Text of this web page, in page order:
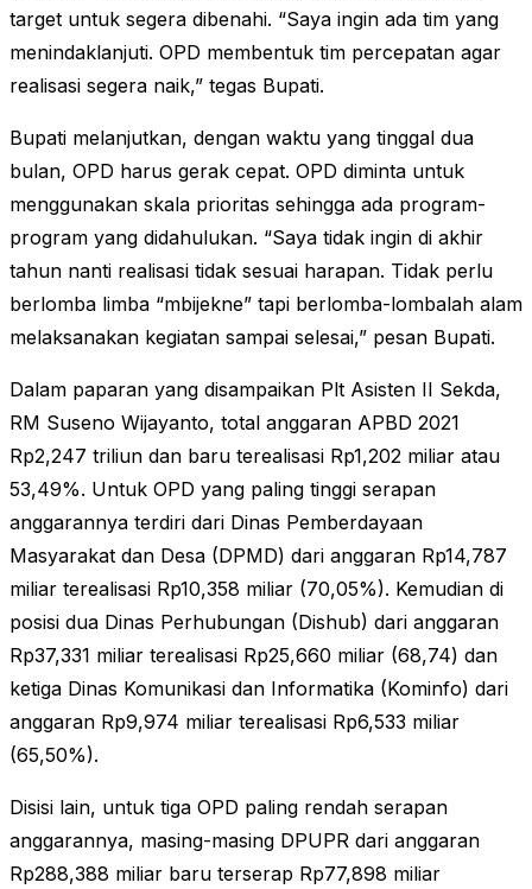
target untuk segera dibenahi. “Saya ingin ada tim yang
menindaklanjuti. OPD membentuk tim percepatan agar
realisasi segera naik,” tegas Bupati.
Bupati melanjutkan, dengan waktu yang tinggal dua
bulan, OPD harus gerak cepat. OPD diminta untuk
menggunakan skala prioritas sehingga ada program-
program yang didahulukan. “Saya tidak ingin di akhir
tahun nanti realisasi tidak sesuai harapan. Tidak perlu
berlomba limba “mbijekne” tapi berlomba-lombalah alam
melaksanakan kegiatan sampai selesai,” pesan Bupati.
Dalam paparan yang disampaikan Plt Asisten II Sekda,
RM Suseno Wijayanto, total anggaran APBD 2021
Rp2,247 triliun dan baru terealisasi Rp1,202 miliar atau
53,49%. Untuk OPD yang paling tinggi serapan
anggarannya terdiri dari Dinas Pemberdayaan
Masyarakat dan Desa (DPMD) dari anggaran Rp14,787
miliar terealisasi Rp10,358 miliar (70,05%). Kemudian di
posisi dua Dinas Perhubungan (Dishub) dari anggaran
Rp37,331 miliar terealisasi Rp25,660 miliar (68,74) dan
ketiga Dinas Komunikasi dan Informatika (Kominfo) dari
anggaran Rp9,974 miliar terealisasi Rp6,533 miliar
(65,50%).
Disisi lain, untuk tiga OPD paling rendah serapan
anggarannya, masing-masing DPUPR dari anggaran
Rp288,388 miliar baru terserap Rp77,898 miliar